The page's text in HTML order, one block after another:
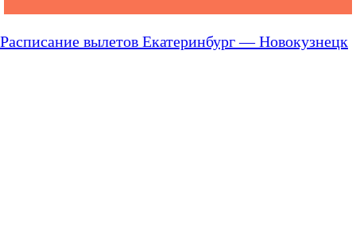
Расписание вылетов Екатеринбург — Новокузнецк